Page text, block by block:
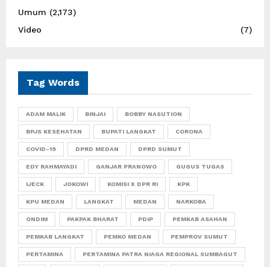
Umum (2,173)
Video
(7)
Tag Words
ADAM MALIK BINJAI BOBBY NASUTION
BPJS KESEHATAN BUPATI LANGKAT CORONA
COVID-19 DPRD MEDAN DPRD SUMUT
EDY RAHMAYADI GANJAR PRANOWO GUGUS TUGAS
IJECK JOKOWI KOMISI X DPR RI KPK
KPU MEDAN LANGKAT MEDAN NARKOBA
ONDIM PAKPAK BHARAT PDIP PEMKAB ASAHAN
PEMKAB LANGKAT PEMKO MEDAN PEMPROV SUMUT
PERTAMINA PERTAMINA PATRA NIAGA REGIONAL SUMBAGUT